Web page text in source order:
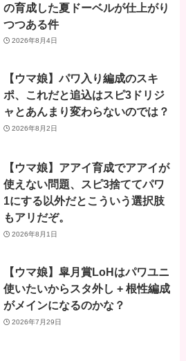
の育成した夏ドーベルが仕上がり
つつある件
2026年8月4日
【ウマ娘】パワ入り編成のスキ
ポ、これだと追込はスピ3ドリジ
ャとあんまり変わらないのでは？
2026年8月2日
【ウマ娘】アアイ育成でアアイが
使えない問題、スピ3捨ててパワ
1にする以外だとこういう選択肢
もアリだぞ。
2026年8月1日
【ウマ娘】皐月賞LoHはパワユニ
使いたいからスタ外し + 根性編成
がメインになるのかな？
2026年7月29日